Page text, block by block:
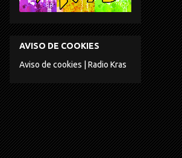
AVISO DE COOKIES
Aviso de cookies | Radio Kras